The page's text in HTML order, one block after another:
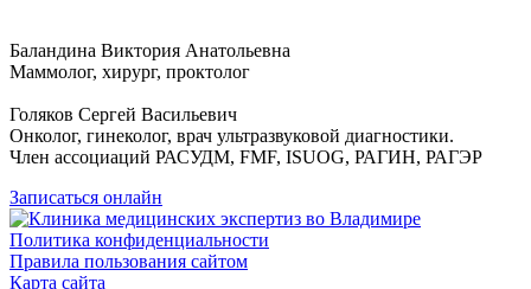
Баландина Виктория Анатольевна
Маммолог, хирург, проктолог
Голяков Сергей Васильевич
Онколог, гинеколог, врач ультразвуковой диагностики.
Член ассоциаций РАСУДМ, FMF, ISUOG, РАГИН, РАГЭР
Записаться онлайн
Политика конфиденциальности
Правила пользования сайтом
Карта сайта